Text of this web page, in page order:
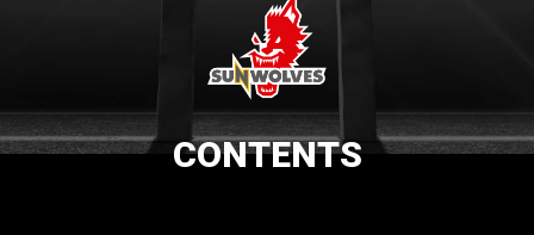
CONTENTS